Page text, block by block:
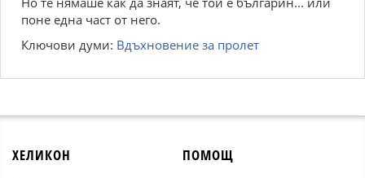
поне една част от него.
Ключови думи: Вдъхновение за пролет
ХЕЛИКОН ПОМОЩ